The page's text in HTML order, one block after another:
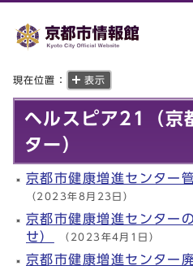
現在位置： 表示
ヘルスピア21（京
ター）
京都市健康増進センター
（2023年8月23日）
京都市健康増進センター
せ） （2023年4月1日）
京都市健康増進センター